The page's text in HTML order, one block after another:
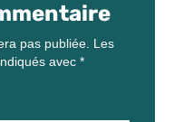
pas publiée. Les
avec *